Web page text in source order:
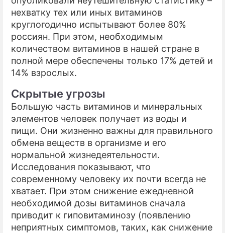
нехватку тех или иных витаминов
круглогодично испытывают более 80%
россиян. При этом, необходимым
количеством витаминов в нашей стране в
полной мере обеспечены только 17% детей и
14% взрослых.
Скрытые угрозы
Большую часть витаминов и минеральных
элементов человек получает из воды и
пищи. Они жизненно важны для правильного
обмена веществ в организме и его
нормальной жизнедеятельности.
Исследования показывают, что
современному человеку их почти всегда не
хватает. При этом снижение ежедневной
необходимой дозы витаминов сначала
приводит к гиповитаминозу (появлению
неприятных симптомов, таких, как снижение